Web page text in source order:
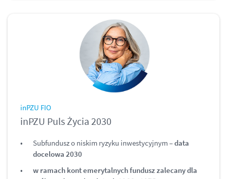
inPZU FIO
inPZU Puls Życia 2030
Subfundusz o niskim ryzyku inwestycyjnym –data
docelowa 2030
w ramach kont emerytalnych fundusz zalecany dla